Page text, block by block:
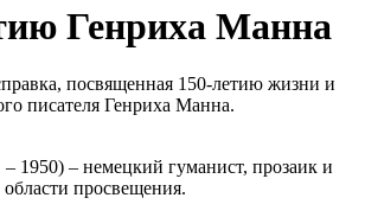
Генриха Манна
посвященная 150-летию жизни и
писателя Генриха Манна.
1950) – немецкий гуманист, прозаик и
области просвещения.